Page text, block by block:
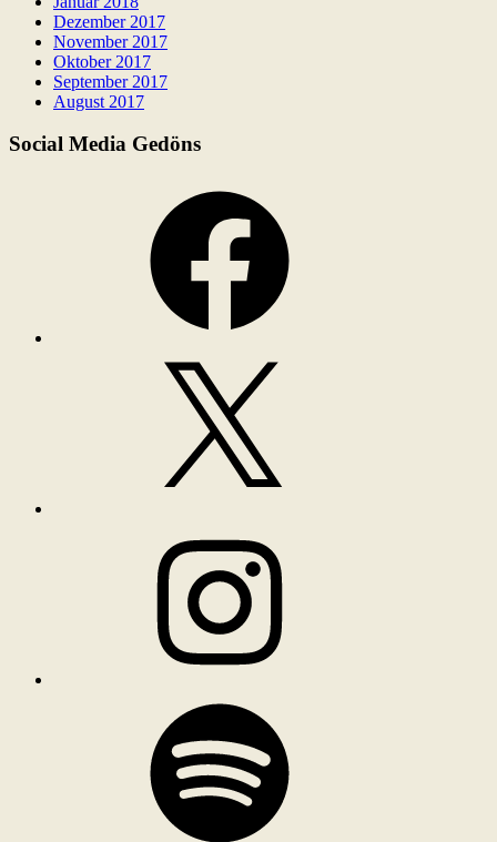
Dezember 2017
November 2017
Oktober 2017
September 2017
August 2017
Social Media Gedöns